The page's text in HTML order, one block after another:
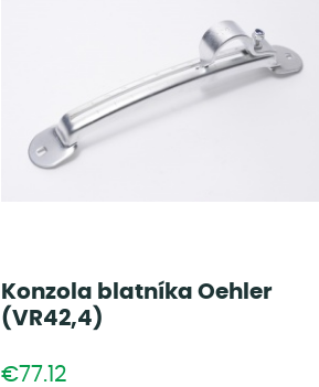
Konzola blatníka Oehler
(VR42,4)
€77.12